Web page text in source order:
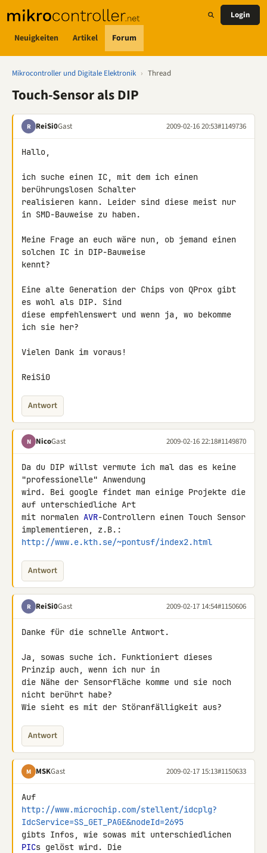
Neuigkeiten Artikel Forum
Login
Mikrocontroller und Digitale Elektronik › Thread
Touch-Sensor als DIP
R ReiSi0Gast 2009-02-16 20:53#1149736
Hallo,
ich suche einen IC, mit dem ich einen
berührungslosen Schalter
realisieren kann. Leider sind diese meist nur
in SMD-Bauweise zu haben.
Meine Frage an euch wäre nun, ob jemand einen
solchen IC in DIP-Bauweise
kennt?
Eine alte Generation der Chips von QProx gibt
es wohl als DIP. Sind
diese empfehlenswert und wenn ja, wo bekomme
ich sie her?
Vielen Dank im voraus!
ReiSi0
Antwort
N NicoGast 2009-02-16 22:18#1149870
Da du DIP willst vermute ich mal das es keine
"professionelle" Anwendung
wird. Bei google findet man einige Projekte die
auf unterschiedliche Art
mit normalen AVR-Controllern einen Touch Sensor
http://www.e.kth.se/~pontusf/index2.html
Antwort
R ReiSi0Gast 2009-02-17 14:54#1150606
Danke für die schnelle Antwort.
Ja, sowas suche ich. Funktioniert dieses
Prinzip auch, wenn ich nur in
die Nähe der Sensorfläche komme und sie noch
nicht berührt habe?
Wie sieht es mit der Störanfälligkeit aus?
Antwort
M MSKGast 2009-02-17 15:13#1150633
http://www.microchip.com/stellent/idcplg?
IdcService=SS_GET_PAGE&nodeId=2695
PICs gelöst wird. Die